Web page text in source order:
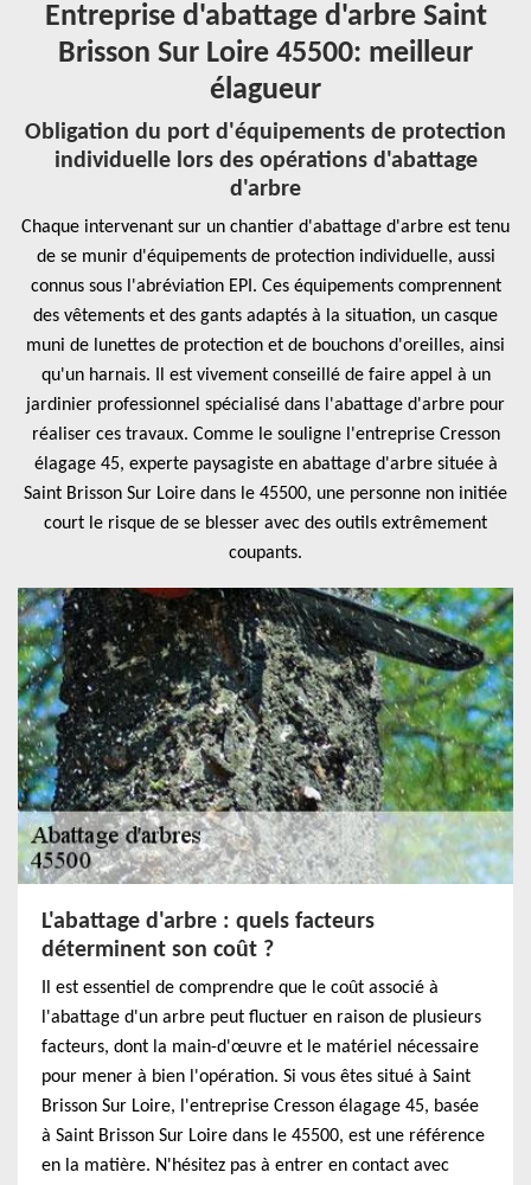
Entreprise d'abattage d'arbre Saint
Brisson Sur Loire 45500: meilleur
élagueur
Obligation du port d'équipements de protection
individuelle lors des opérations d'abattage
d'arbre
Chaque intervenant sur un chantier d'abattage d'arbre est tenu
de se munir d'équipements de protection individuelle, aussi
connus sous l'abréviation EPI. Ces équipements comprennent
des vêtements et des gants adaptés à la situation, un casque
muni de lunettes de protection et de bouchons d'oreilles, ainsi
qu'un harnais. Il est vivement conseillé de faire appel à un
jardinier professionnel spécialisé dans l'abattage d'arbre pour
réaliser ces travaux. Comme le souligne l'entreprise Cresson
élagage 45, experte paysagiste en abattage d'arbre située à
Saint Brisson Sur Loire dans le 45500, une personne non initiée
court le risque de se blesser avec des outils extrêmement
coupants.
L'abattage d'arbre : quels facteurs
déterminent son coût ?
Il est essentiel de comprendre que le coût associé à
l'abattage d'un arbre peut fluctuer en raison de plusieurs
facteurs, dont la main-d'œuvre et le matériel nécessaire
pour mener à bien l'opération. Si vous êtes situé à Saint
Brisson Sur Loire, l'entreprise Cresson élagage 45, basée
à Saint Brisson Sur Loire dans le 45500, est une référence
en la matière. N'hésitez pas à entrer en contact avec